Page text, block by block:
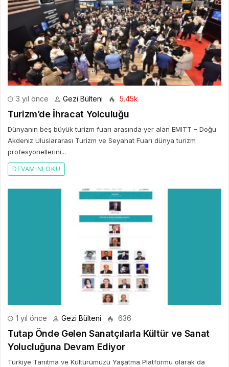
3 yıl önce Gezi Bülteni 5.45k
Turizm’de İhracat Yolculuğu
Dünyanın beş büyük turizm fuarı arasında yer alan EMITT – Doğu
Akdeniz Uluslararası Turizm ve Seyahat Fuarı dünya turizm
profesyonellerini...
DEVAMINI OKU
1 yıl önce Gezi Bülteni 636
Tutap Önde Gelen Sanatçılarla Kültür ve Sanat
Yolucluğuna Devam Ediyor
Türkiye Tanıtma ve Kültürümüzü Yaşatma Platformu olarak da